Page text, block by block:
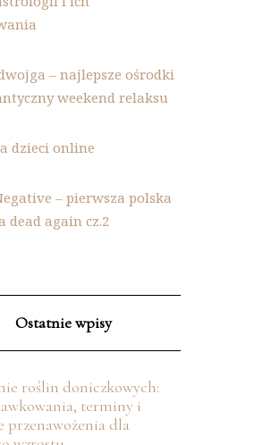
– najlepsze ośrodki
weekend relaksu
dzieci online
– pierwsza polska
dead again cz.2
Ostatnie wpisy
roślin doniczkowych:
terminy i
przenawożenia dla